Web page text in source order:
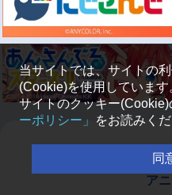
ア
当サイトでは、サイトの
(Cookie)を使用しています
サイトのクッキー
ーポリシー」
をお読みくだ
同